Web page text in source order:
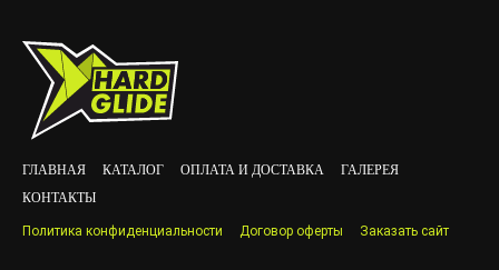
ГЛАВНАЯ КАТАЛОГ ОПЛАТА И ДОСТАВКА
ГАЛЕРЕЯ
КОНТАКТЫ
Политика конфиденциальности Договор оферты Заказать сайт